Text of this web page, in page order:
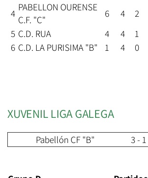
4
PABELLON OURENSE
C.F. "C"
6 4 2
5 C.D. RUA 4 4 1
6 C.D. LA PURISIMA "B" 1 4 0
XUVENIL LIGA GALEGA
Pabellón CF "B" 3 - 1